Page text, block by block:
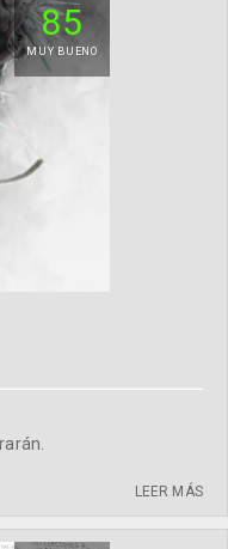
85
MUY BUENO
LEER MÁS